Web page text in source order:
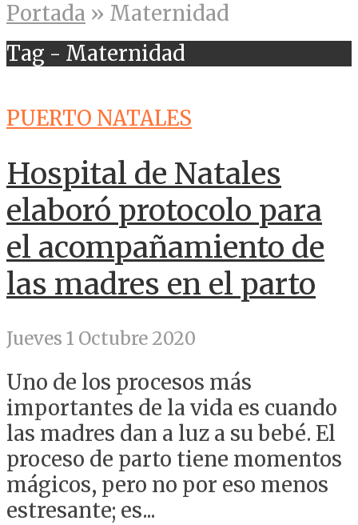
Portada » Maternidad
Tag - Maternidad
PUERTO NATALES
Hospital de Natales
elaboró protocolo para
el acompañamiento de
las madres en el parto
Jueves 1 Octubre 2020
Uno de los procesos más
importantes de la vida es cuando
las madres dan a luz a su bebé. El
proceso de parto tiene momentos
mágicos, pero no por eso menos
estresante; es...